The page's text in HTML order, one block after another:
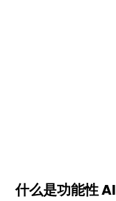
什么是功能性 AI